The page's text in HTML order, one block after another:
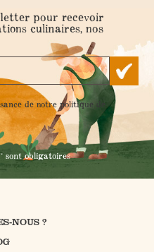
pour recevoir
culinaires, nos
de notrepolitique de
sont obligatoires
NOUS ?